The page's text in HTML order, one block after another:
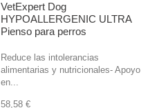
VetExpert Dog
HYPOALLERGENIC ULTRA
Pienso para perros
Reduce las intolerancias
alimentarias y nutricionales- Apoyo
en...
58,58 €